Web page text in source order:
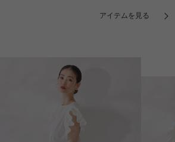
アイテムを見る